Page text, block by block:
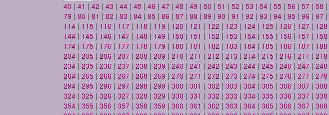
40 | 41 | 42 | 43 | 44 | 45 | 46 | 47 | 48 | 49 | 50 | 51 | 52 | 53 | 54 | 55 | 56 | 57 | 58 |
79 | 80 | 81 | 82 | 83 | 84 | 85 | 86 | 87 | 88 | 89 | 90 | 91 | 92 | 93 | 94 | 95 | 96 | 97 |
114 | 115 | 116 | 117 | 118 | 119 | 120 | 121 | 122 | 123 | 124 | 125 | 126 | 127 | 128
144 | 145 | 146 | 147 | 148 | 149 | 150 | 151 | 152 | 153 | 154 | 155 | 156 | 157 | 158
174 | 175 | 176 | 177 | 178 | 179 | 180 | 181 | 182 | 183 | 184 | 185 | 186 | 187 | 188
204 | 205 | 206 | 207 | 208 | 209 | 210 | 211 | 212 | 213 | 214 | 215 | 216 | 217 | 218
234 | 235 | 236 | 237 | 238 | 239 | 240 | 241 | 242 | 243 | 244 | 245 | 246 | 247 | 248
264 | 265 | 266 | 267 | 268 | 269 | 270 | 271 | 272 | 273 | 274 | 275 | 276 | 277 | 278
294 | 295 | 296 | 297 | 298 | 299 | 300 | 301 | 302 | 303 | 304 | 305 | 306 | 307 | 308
324 | 325 | 326 | 327 | 328 | 329 | 330 | 331 | 332 | 333 | 334 | 335 | 336 | 337 | 338
354 | 355 | 356 | 357 | 358 | 359 | 360 | 361 | 362 | 363 | 364 | 365 | 366 | 367 | 368